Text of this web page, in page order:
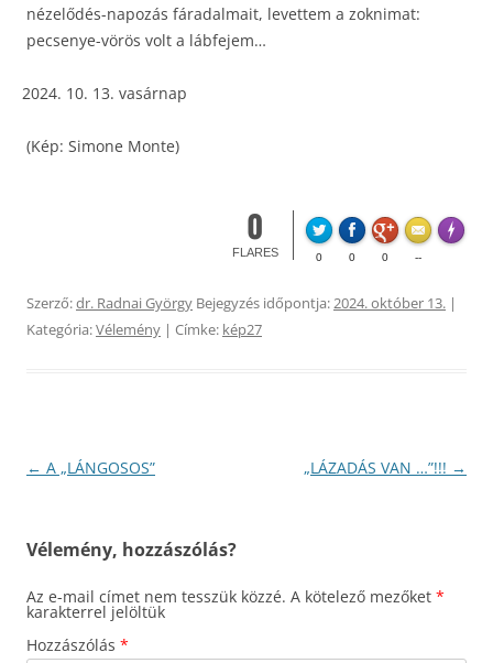
nézelődés-napozás fáradalmait, levettem a zoknimat:
pecsenye-vörös volt a lábfejem…
10. 13. vasárnap
(Kép: Simone Monte)
0
FLARES 0 0 0 --
Made
Szerző:dr. Radnai György Bejegyzés időpontja:2024. október 13. |
Kategória:Vélemény | Címke: kép27
Bejegyzés
← A „LÁNGOSOS” „LÁZADÁS VAN …”!!! →
Vélemény, hozzászólás?
Az e-mail címet nem tesszük közzé. A kötelező mezőket *
karakterrel jelöltük
Hozzászólás *